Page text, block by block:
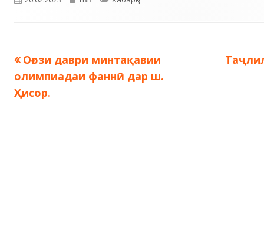
Навигация
по
Предыдущая
запись:
Оғози даври минтақавии
олимпиадаи фаннӣ дар ш.
Ҳисор.